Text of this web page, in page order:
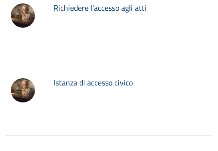
Richiedere l'accesso agli atti
Istanza di accesso civico